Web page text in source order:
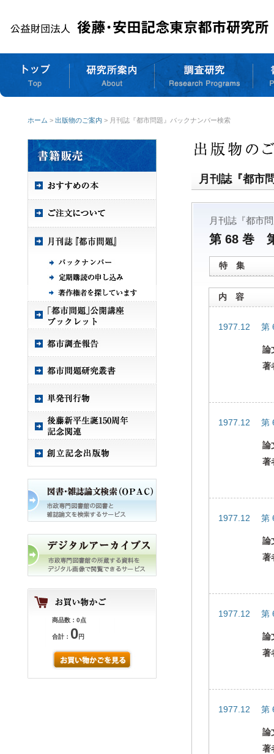
ホーム > 出版物のご案内 > 月刊誌『都市問題』バックナンバー検索
商品数：0点
合計： 0円
月刊誌『都市
月刊誌『都市
第 68 巻
特 集
内 容
1977.12 第
論
著
1977.12 第
論
著
1977.12 第
論
著
1977.12 第
論
著
1977.12 第
論
著